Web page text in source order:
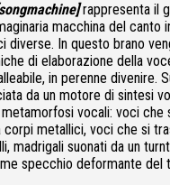
rappresenta il
macchina del canto
diverse. In questo brano
di elaborazione della
in perenne divenire.
da un motore di sintesi
vocali: voci che
corpi metallici, voci che si
madrigali suonati da un
specchio deformante del